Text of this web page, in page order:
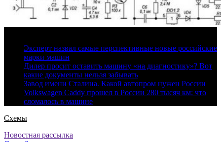
Эксперт назвал самые перспективные новые российские
марки машин
Дилер просит оставить машину «на диагностику»? Вот
какие документы нельзя забывать
Завод имени Сталина. Какой автопром нужен России
Volkswagen Caddy прошел в России 280 тысяч км: что
сломалось в машине
Схемы
Новостная рассылка